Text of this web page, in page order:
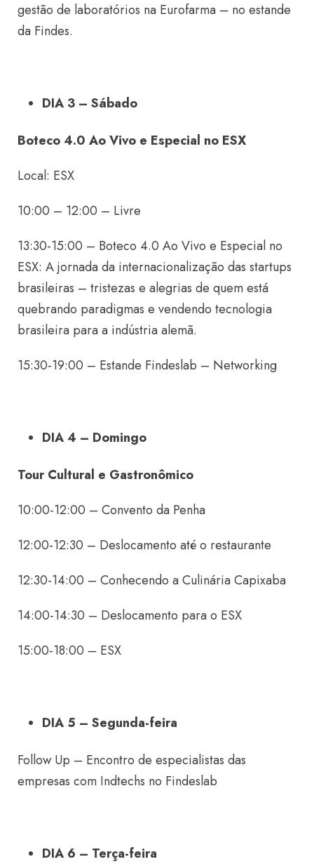
gestão de laboratórios na Eurofarma – no estande
da Findes.
DIA 3 – Sábado
Boteco 4.0 Ao Vivo e Especial no ESX
Local: ESX
10:00 – 12:00 – Livre
13:30-15:00 – Boteco 4.0 Ao Vivo e Especial no
ESX: A jornada da internacionalização das startups
brasileiras – tristezas e alegrias de quem está
quebrando paradigmas e vendendo tecnologia
brasileira para a indústria alemã.
15:30-19:00 – Estande Findeslab – Networking
DIA 4 – Domingo
Tour Cultural e Gastronômico
10:00-12:00 – Convento da Penha
12:00-12:30 – Deslocamento até o restaurante
12:30-14:00 – Conhecendo a Culinária Capixaba
14:00-14:30 – Deslocamento para o ESX
15:00-18:00 – ESX
DIA 5 – Segunda-feira
Follow Up – Encontro de especialistas das
empresas com Indtechs no Findeslab
DIA 6 – Terça-feira